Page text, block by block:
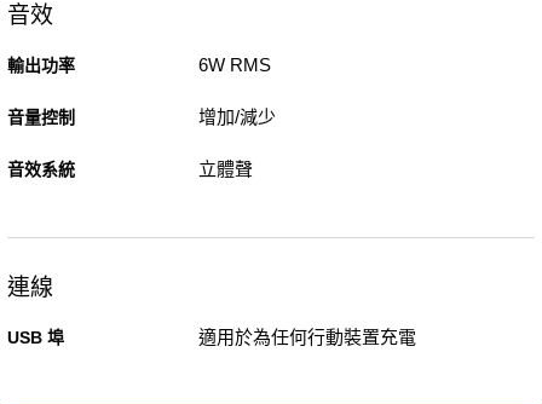
音效
輸出功率 6W RMS
音量控制 增加/減少
音效系統 立體聲
連線
USB 埠 適用於為任何行動裝置充電